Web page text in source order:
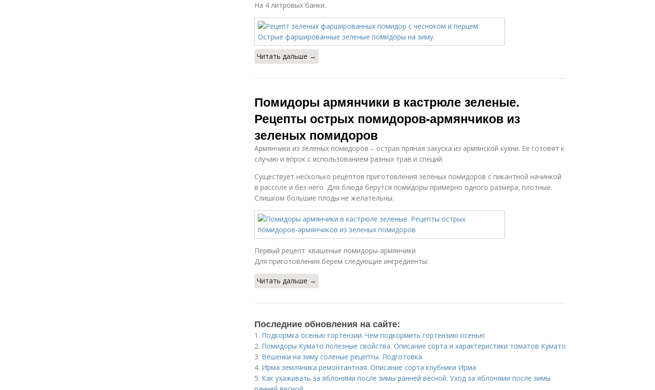
На 4 литровых банки.
Читать дальше →
Помидоры армянчики в кастрюле зеленые.
Рецепты острых помидоров-армянчиков из
зеленых помидоров
Армянчики из зеленых помидоров – острая пряная закуска из армянской кухни. Ее готовят к
случаю и впрок с использованием разных трав и специй.
Существует несколько рецептов приготовления зеленых помидоров с пикантной начинкой
в рассоле и без него. Для блюда берутся помидоры примерно одного размера, плотные.
Слишком большие плоды не желательны.
Первый рецепт: квашеные помидоры-армянчики
Для приготовления берем следующие ингредиенты:
Читать дальше →
Последние обновления на сайте:
1. Подкормка осенью гортензии. Чем подкормить гортензию осенью
2. Помидоры Кумато полезные свойства. Описание сорта и характеристики томатов Кумато
3. Вешенки на зиму соленые рецепты. Подготовка
4. Ирма земляника ремонтантная. Описание сорта клубники Ирма
5. Как ухаживать за яблонями после зимы ранней весной. Уход за яблонями после зимы